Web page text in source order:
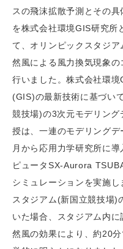
スの飛沫拡散予測とその
を株式会社環境GIS研究所
て、オリンピックスタジ
然風による風力換気現象
行いました。株式会社環
(GIS)の最新技術に基づい
競技場)の3次元モデリン
授は、一連のモデリング
月から応用力学研究所に
ピュータSX-Aurora
シミュレーションを実施
スタジアム(新国立競技場)
いた場合、スタジアム内
然風の効果により、約20